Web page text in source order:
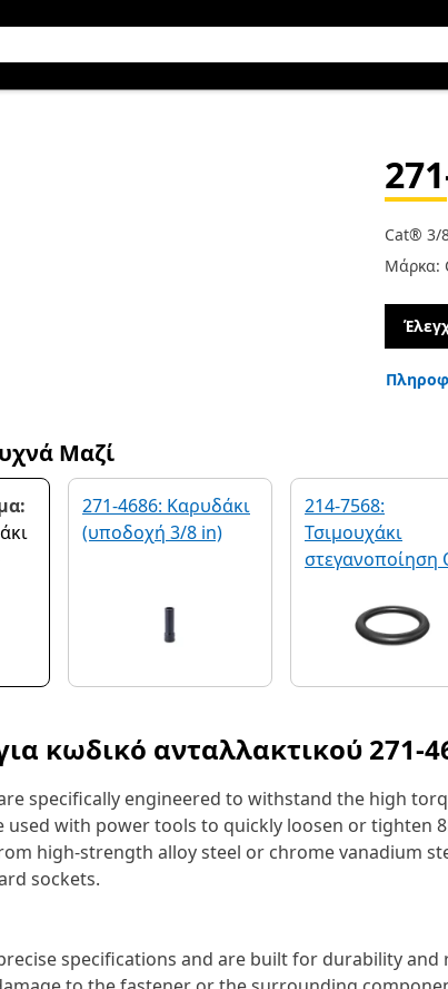
Cat® 3/
Μάρκα:
Μαζί
271-4686: Καρυδάκι
(υποδοχή 3/8 in)
214-7568:
Τσιμουχάκι
στεγανοποίηση
κωδικό ανταλλακτικού 271-
specifically engineered to withstand the high
used with power tools to quickly loosen or
high-strength alloy steel or chrome vanadium
sockets.
specifications and are built for durability and